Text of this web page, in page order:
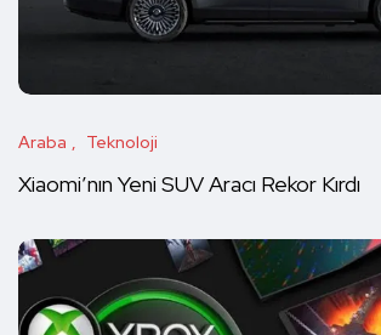
Araba Teknoloji
Xiaomi’nın Yeni SUV Aracı Rekor Kırdı